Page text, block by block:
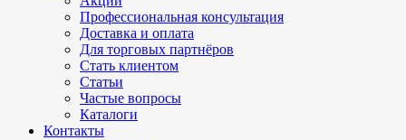
Профессиональная консультация
Доставка и оплата
Для торговых партнёров
Стать клиентом
Статьи
Частые вопросы
Каталоги
Контакты